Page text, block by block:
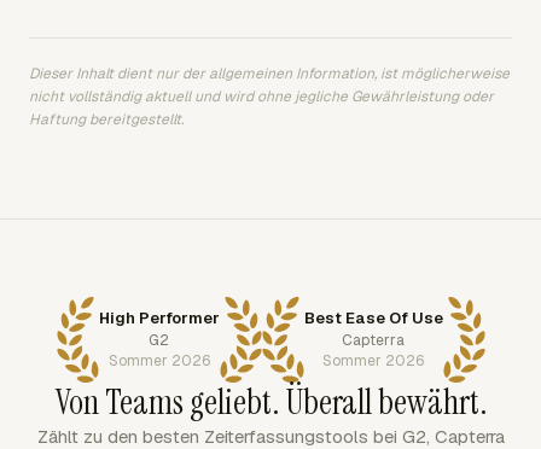
Dieser Inhalt dient nur der allgemeinen Information, ist möglicherweise
nicht vollständig aktuell und wird ohne jegliche Gewährleistung oder
Haftung bereitgestellt.
High Performer
G2
Sommer 2026
Best Ease Of Use
Capterra
Sommer 2026
Von Teams geliebt. Überall bewährt.
Zählt zu den besten Zeiterfassungstools bei G2, Capterra